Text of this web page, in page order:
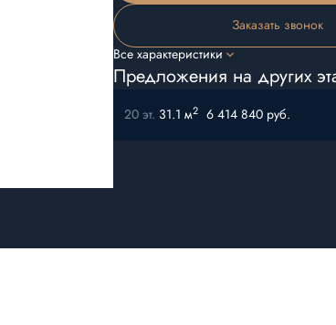
Заказать звонок
Все характеристики
Предложения на других
20 эт. 31.1 м2 6 414 840 руб.